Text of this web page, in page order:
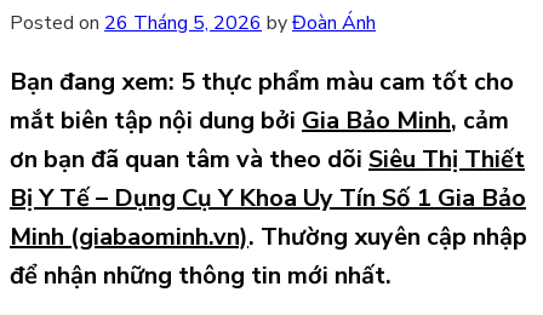
Posted on 26 Tháng 5, 2026 byĐoàn Ánh
Bạn đang xem: 5 thực phẩm màu cam tốt cho
mắt biên tập nội dung bởi Gia Bảo Minh, cảm
ơn bạn đã quan tâm và theo dõi Siêu Thị Thiết
Bị Y Tế – Dụng Cụ Y Khoa Uy Tín Số 1 Gia Bảo
Minh (giabaominh.vn). Thường xuyên cập nhập
để nhận những thông tin mới nhất.